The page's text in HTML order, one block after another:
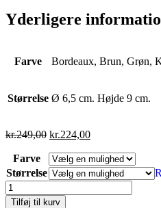
Yderligere
Farve Bordeaux, Brun, Grøn,
Størrelse Ø 6,5 cm. Højde 9 cm.
kr.249,00 kr.224,00
Farve
Størrelse
Tilføj til kurv